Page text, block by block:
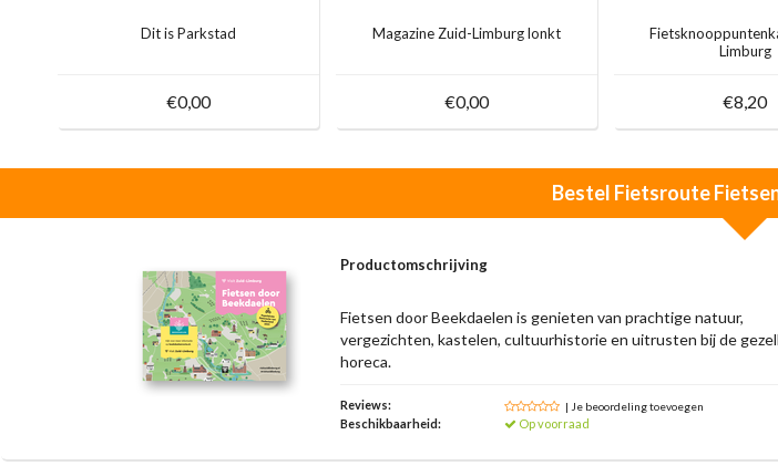
Dit is Parkstad
€0,00
Magazine Zuid-Limburg lonkt
€0,00
Limburg
€8,20
Bestel Fietsroute
Productomschrijving
Fietsen door Beekdaelen is genieten van prachtige natuur,
vergezichten, kastelen, cultuurhistorie en uitrusten bij de
horeca.
Reviews: | Je beoordeling toevoegen
Beschikbaarheid: Op voorraad